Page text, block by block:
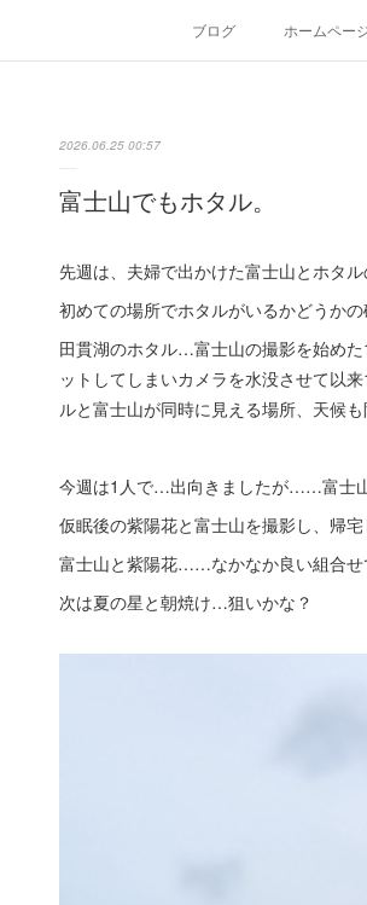
ブログ ホームペー
2026.06.25 00:57
富士山でもホタル。
先週は、夫婦で出かけた富士山とホタル
初めての場所でホタルがいるかどうかの
田貫湖のホタル…富士山の撮影を始め
ットしてしまいカメラを水没させて以
ルと富士山が同時に見える場所、天候
今週は1人で…出向きましたが……富士
仮眠後の紫陽花と富士山を撮影し、帰宅
富士山と紫陽花……なかなか良い組合せ
次は夏の星と朝焼け…狙いかな？